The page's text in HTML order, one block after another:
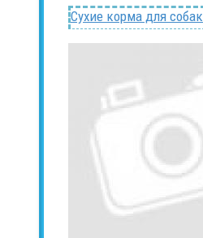
Сухие корма для собак